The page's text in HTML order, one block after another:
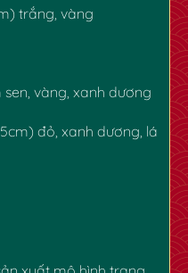
trắng, vàng
vàng, xanh dương
đỏ, xanh dương, lá